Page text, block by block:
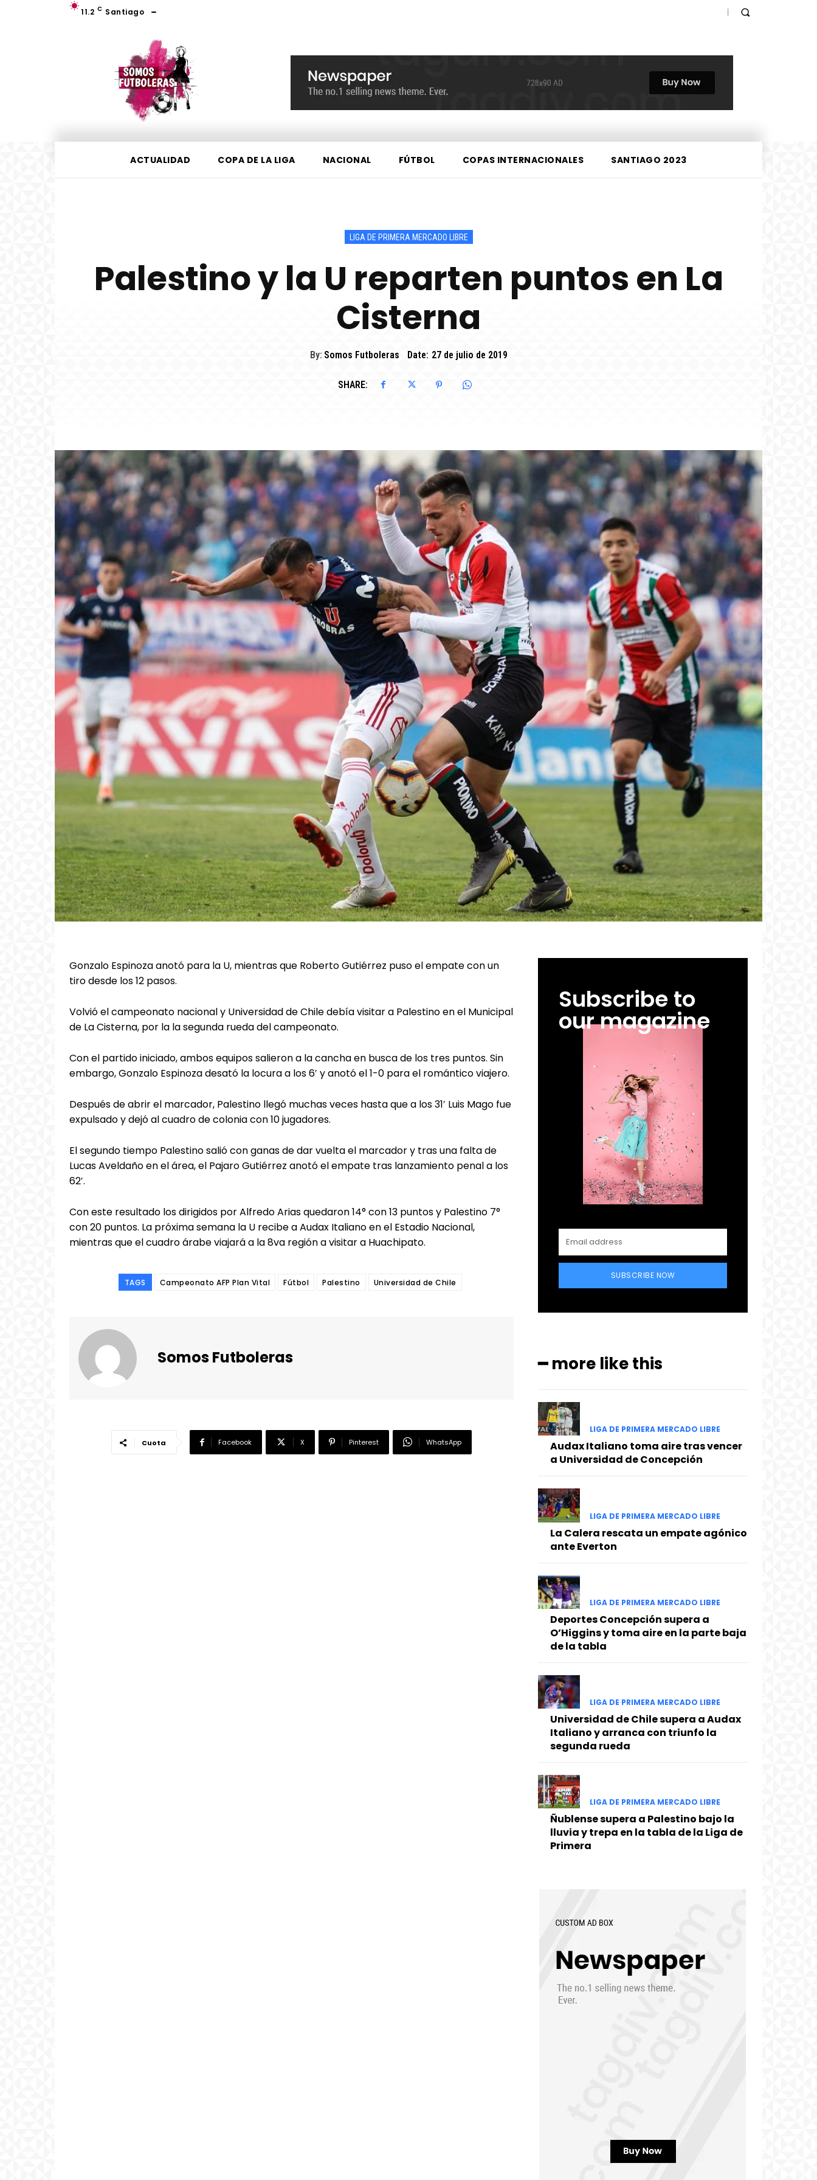
11.2 C Santiago
ACTUALIDAD COPA DE LA LIGA NACIONAL FÚTBOL COPAS INTERNACIONALES SANTIAGO 2023
LIGA DE PRIMERA MERCADO LIBRE
Palestino y la U reparten puntos en La
Cisterna
By: Somos Futboleras Date: 27 de julio de 2019
SHARE:
Gonzalo Espinoza anotó para la U, mientras que Roberto Gutiérrez puso el empate con un
tiro desde los 12 pasos.
Volvió el campeonato nacional y Universidad de Chile debía visitar a Palestino en el Municipal
de La Cisterna, por la la segunda rueda del campeonato.
Con el partido iniciado, ambos equipos salieron a la cancha en busca de los tres puntos. Sin
embargo, Gonzalo Espinoza desató la locura a los 6′ y anotó el 1-0 para el romántico viajero.
Después de abrir el marcador, Palestino llegó muchas veces hasta que a los 31′ Luis Mago fue
expulsado y dejó al cuadro de colonia con 10 jugadores.
El segundo tiempo Palestino salió con ganas de dar vuelta el marcador y tras una falta de
Lucas Aveldaño en el área, el Pajaro Gutiérrez anotó el empate tras lanzamiento penal a los
62′.
Con este resultado los dirigidos por Alfredo Arias quedaron 14° con 13 puntos y Palestino 7°
con 20 puntos. La próxima semana la U recibe a Audax Italiano en el Estadio Nacional,
mientras que el cuadro árabe viajará a la 8va región a visitar a Huachipato.
TAGS Campeonato AFP Plan Vital Fútbol Palestino Universidad de Chile
Somos Futboleras
Cuota Facebook X Pinterest WhatsApp
Subscribe to
our magazine
SUBSCRIBE NOW
━ more like this
LIGA DE PRIMERA MERCADO LIBRE
Audax Italiano toma aire tras vencer
a Universidad de Concepción
LIGA DE PRIMERA MERCADO LIBRE
La Calera rescata un empate agónico
ante Everton
LIGA DE PRIMERA MERCADO LIBRE
Deportes Concepción supera a
O’Higgins y toma aire en la parte baja
de la tabla
LIGA DE PRIMERA MERCADO LIBRE
Universidad de Chile supera a Audax
Italiano y arranca con triunfo la
segunda rueda
LIGA DE PRIMERA MERCADO LIBRE
Ñublense supera a Palestino bajo la
lluvia y trepa en la tabla de la Liga de
Primera